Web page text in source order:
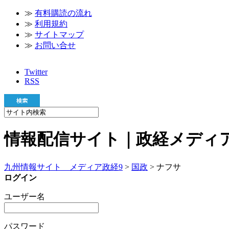
≫ 有料購読の流れ
≫ 利用規約
≫ サイトマップ
≫ お問い合せ
Twitter
RSS
情報配信サイト｜政経メディ
九州情報サイト メディア政経9 > 国政 > ナフサ
ログイン
ユーザー名
パスワード